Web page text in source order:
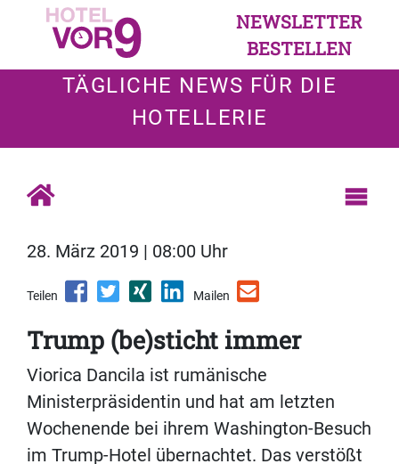
NEWSLETTER
BESTELLEN
TÄGLICHE NEWS FÜR DIE
HOTELLERIE
28. März 2019 | 08:00 Uhr
Teilen Mailen
Trump (be)sticht immer
Viorica Dancila ist rumänische
Ministerpräsidentin und hat am letzten
Wochenende bei ihrem Washington-Besuch
im Trump-Hotel übernachtet. Das verstößt